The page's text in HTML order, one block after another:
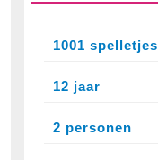
1001 spelletjes
12 jaar
2 personen